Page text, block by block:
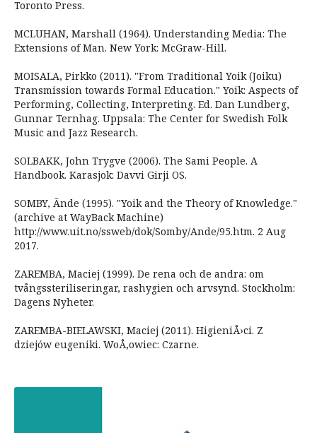
Toronto Press.
MCLUHAN, Marshall (1964). Understanding Media: The
Extensions of Man. New York: McGraw-Hill.
MOISALA, Pirkko (2011). "From Traditional Yoik (Joiku)
Transmission towards Formal Education." Yoik: Aspects of
Performing, Collecting, Interpreting. Ed. Dan Lundberg,
Gunnar Ternhag. Uppsala: The Center for Swedish Folk
Music and Jazz Research.
SOLBAKK, John Trygve (2006). The Sami People. A
Handbook. Karasjok: Davvi Girji OS.
SOMBY, Ãnde (1995). "Yoik and the Theory of Knowledge."
(archive at WayBack Machine)
http://www.uit.no/ssweb/dok/Somby/Ande/95.htm. 2 Aug
2017.
ZAREMBA, Maciej (1999). De rena och de andra: om
tvångssteriliseringar, rashygien och arvsynd. Stockholm:
Dagens Nyheter.
ZAREMBA-BIELAWSKI, Maciej (2011). HigieniÅ›ci. Z
dziejów eugeniki. WoÅ‚owiec: Czarne.